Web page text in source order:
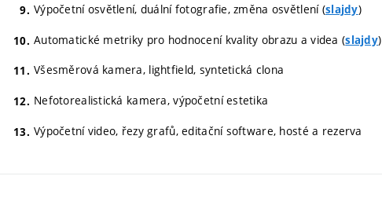
Výpočetní osvětlení, duální fotografie, změna osvětlení (slajdy)
Automatické metriky pro hodnocení kvality obrazu a videa (slajdy)
Všesměrová kamera, lightfield, syntetická clona
Nefotorealistická kamera, výpočetní estetika
Výpočetní video, řezy grafů, editační software, hosté a rezerva